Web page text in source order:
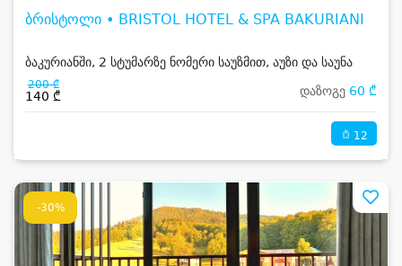
ბრისტოლი • BRISTOL HOTEL & SPA BAKURIANI
ბაკურიანში, 2 სტუმარზე ნომერი საუზმით, აუზი და საუნა
200 ₾
140 ₾ დაზოგე 60 ₾
12
-30%